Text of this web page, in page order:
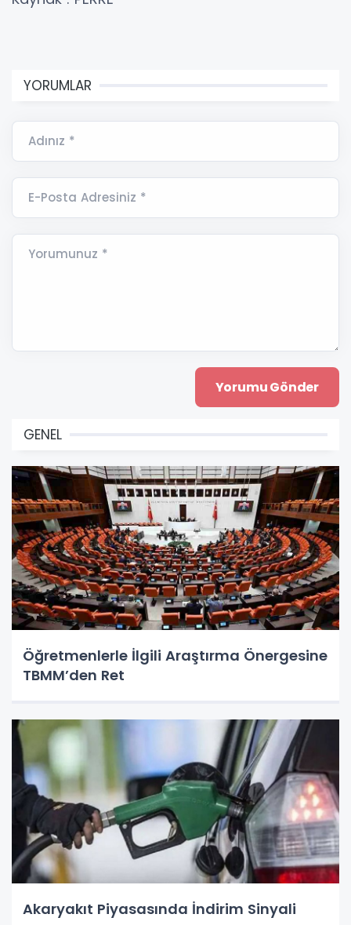
YORUMLAR
Adınız *
E-Posta Adresiniz *
Yorumunuz *
GENEL
Öğretmenlerle İlgili Araştırma Önergesine
TBMM’den Ret
Akaryakıt Piyasasında İndirim Sinyali